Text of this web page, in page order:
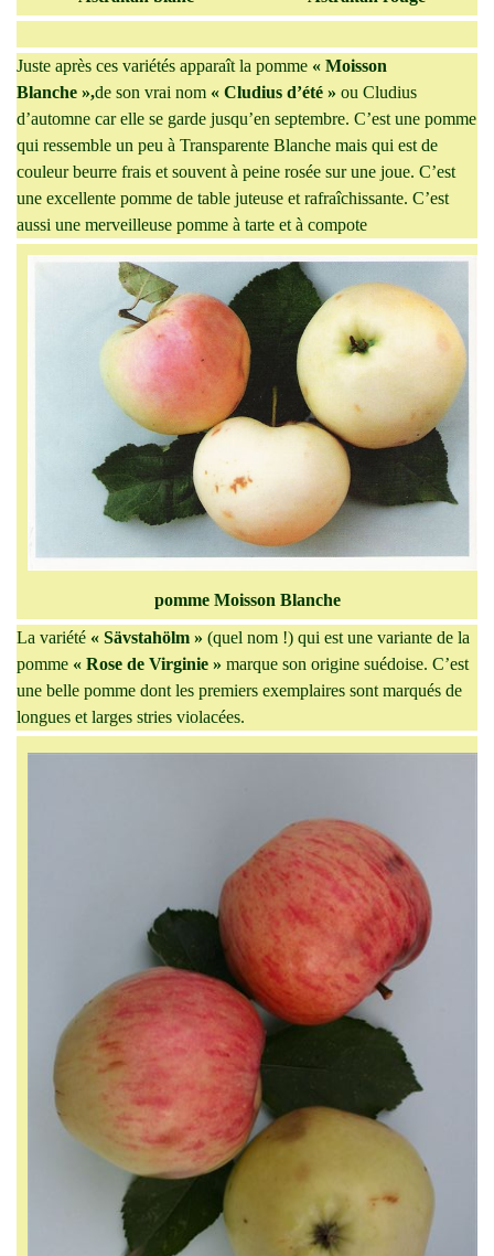
Juste après ces variétés apparaît la pomme « Moisson
Blanche »,de son vrai nom « Cludius d’été » ou Cludius
d’automne car elle se garde jusqu’en septembre. C’est une pomme
qui ressemble un peu à Transparente Blanche mais qui est de
couleur beurre frais et souvent à peine rosée sur une joue. C’est
une excellente pomme de table juteuse et rafraîchissante. C’est
aussi une merveilleuse pomme à tarte et à compote
pomme Moisson Blanche
La variété « Sävstahölm » (quel nom !) qui est une variante de la
pomme « Rose de Virginie » marque son origine suédoise. C’est
une belle pomme dont les premiers exemplaires sont marqués de
longues et larges stries violacées.